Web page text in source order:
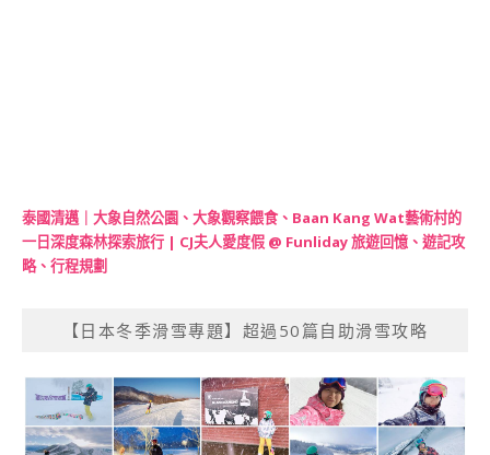
泰國清邁｜大象自然公園、大象觀察餵食、Baan Kang Wat藝術村的
一日深度森林探索旅行 | CJ夫人愛度假 @ Funliday 旅遊回憶、遊記攻
略、行程規劃
【日本冬季滑雪專題】超過50篇自助滑雪攻略